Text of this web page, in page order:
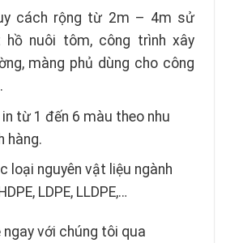
cách rộng từ 2m – 4m sử
hồ nuôi tôm, công trình xây
màng phủ dùng cho công
từ 1 đến 6 màu theo nhu
hàng.
loại nguyên vật liệu ngành
LDPE, LLDPE,…
ngay với chúng tôi qua